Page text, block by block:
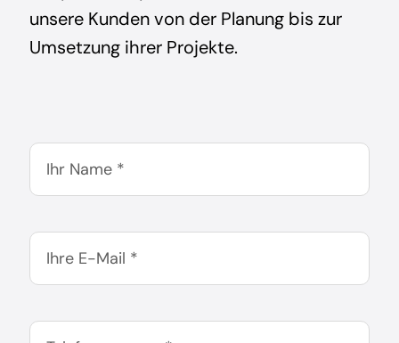
unsere Kunden von der Planung bis zur
Umsetzung ihrer Projekte.